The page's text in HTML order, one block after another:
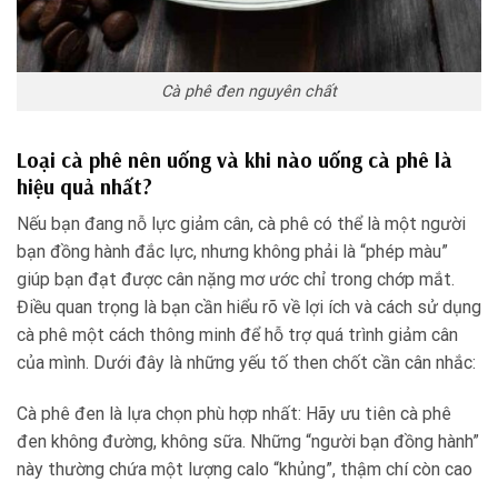
Cà phê đen nguyên chất
Loại cà phê nên uống và khi nào uống cà phê là
hiệu quả nhất?
Nếu bạn đang nỗ lực giảm cân, cà phê có thể là một người
bạn đồng hành đắc lực, nhưng không phải là “phép màu”
giúp bạn đạt được cân nặng mơ ước chỉ trong chớp mắt.
Điều quan trọng là bạn cần hiểu rõ về lợi ích và cách sử dụng
cà phê một cách thông minh để hỗ trợ quá trình giảm cân
của mình. Dưới đây là những yếu tố then chốt cần cân nhắc:
Cà phê đen là lựa chọn phù hợp nhất: Hãy ưu tiên cà phê
đen không đường, không sữa. Những “người bạn đồng hành”
này thường chứa một lượng calo “khủng”, thậm chí còn cao